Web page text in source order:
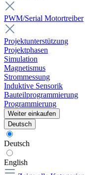
PWM/Serial Motortreiber
Projektunterstützung
Projektphasen
Simulation
Magnetismus
Strommessung
Induktive Sensorik
Bauteilprogrammierung
Programmierung
Weiter einkaufen
Deutsch
Deutsch
English